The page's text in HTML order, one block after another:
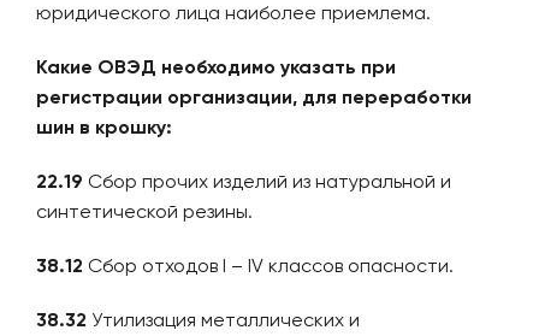
юридического лица наиболее приемлема.
Какие ОВЭД необходимо указать при
регистрации организации, для переработки
шин в крошку:
22.19 Сбор прочих изделий из натуральной и
синтетической резины.
38.12 Сбор отходов I – IV классов опасности.
38.32 Утилизация металлических и